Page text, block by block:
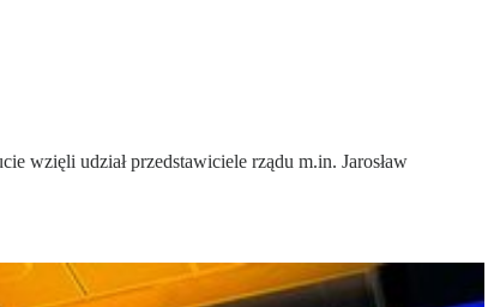
wzięli udział przedstawiciele rządu m.in. Jarosław